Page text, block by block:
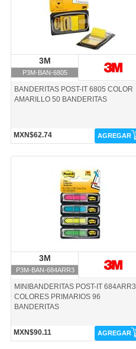
3M
P3M-BAN-6805
BANDERITAS POST-IT 6805 COLOR
AMARILLO 50 BANDERITAS
MXN$62.74 AGREGAR
3M
P3M-BAN-684ARR3
MINIBANDERITAS POST-IT 684ARR3
COLORES PRIMARIOS 96
BANDERITAS
MXN$90.11 AGREGAR